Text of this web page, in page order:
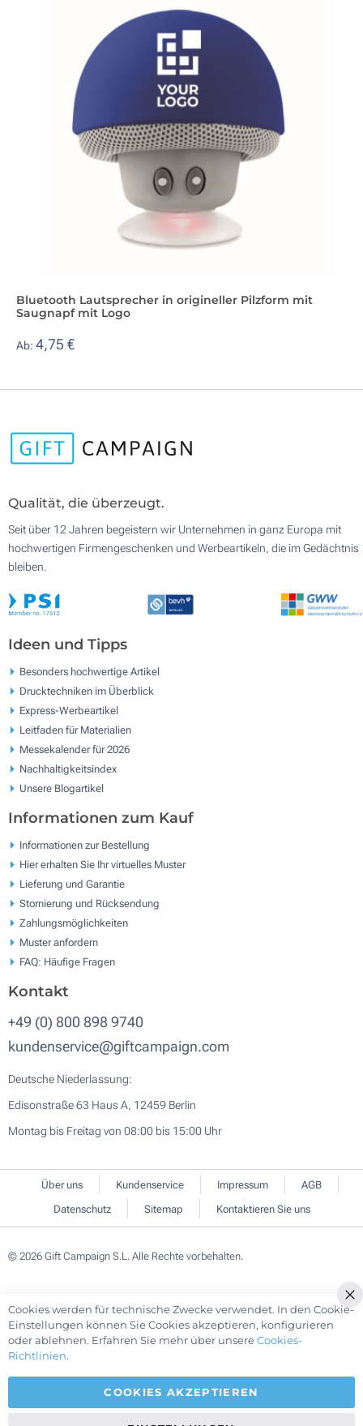
Bluetooth Lautsprecher in origineller Pilzform mit
Saugnapf mit Logo
Ab: 4,75 €
Qualität, die überzeugt.
Seit über 12 Jahren begeistern wir Unternehmen in ganz Europa mit
hochwertigen Firmengeschenken und Werbeartikeln, die im Gedächtnis
bleiben.
Ideen und Tipps
Besonders hochwertige Artikel
Drucktechniken im Überblick
Express-Werbeartikel
Leitfaden für Materialien
Messekalender für 2026
Nachhaltigkeitsindex
Unsere Blogartikel
Informationen zum Kauf
Informationen zur Bestellung
Hier erhalten Sie Ihr virtuelles Muster
Lieferung und Garantie
Stornierung und Rücksendung
Zahlungsmöglichkeiten
Muster anfordern
FAQ: Häufige Fragen
Kontakt
+49 (0) 800 898 9740
kundenservice@giftcampaign.com
Deutsche Niederlassung:
Edisonstraße 63 Haus A, 12459 Berlin
Montag bis Freitag von 08:00 bis 15:00 Uhr
Über uns Kundenservice Impressum
AGB
Datenschutz
Sitemap Kontaktieren Sie uns
© 2026 Gift Campaign S.L. Alle Rechte vorbehalten.
Cookies werden für technische Zwecke verwendet. In den Cookie-
Einstellungen können Sie Cookies akzeptieren, konfigurieren
oder ablehnen. Erfahren Sie mehr über unsereCookies-
Richtlinien.
COOKIES AKZEPTIEREN